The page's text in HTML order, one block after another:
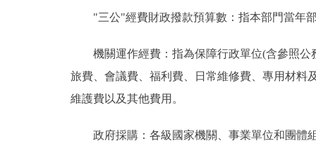
"三公"經費財政撥款預算數：指本部門當年部
機關運作經費：指為保障行政單位(含參照公
旅費、會議費、福利費、日常維修費、專用材料
維護費以及其他費用。
政府採購：各級國家機關、事業單位和團體組